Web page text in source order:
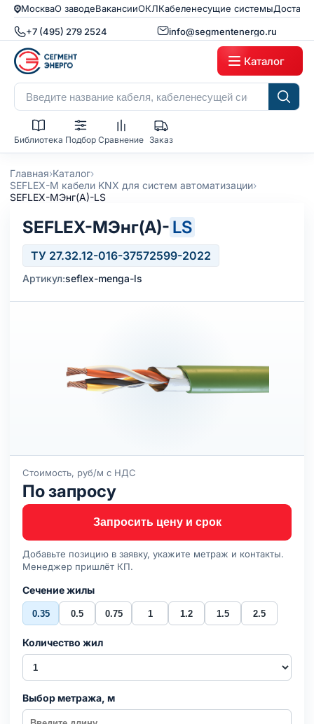
МоскваО заводеВакансииОКЛКабеленесущие системы
+7 (495) 279 2524 info@segmentenergo.ru
Каталог
Библиотека Подбор Сравнение Заказ
Главная›Каталог›
SEFLEX-M кабели KNX для систем автоматизации›
SEFLEX-MЭнг(А)-LS
SEFLEX-MЭнг(А)- LS
ТУ 27.32.12-016-37572599-2022
Артикул:seflex-menga-ls
Стоимость, руб/м с НДС
По запросу
Запросить цену и срок
Добавьте позицию в заявку, укажите метраж и контакты.
Менеджер пришлёт КП.
Сечение жилы
0.35 0.5 0.75 1 1.2 1.5 2.5
Количество жил
Выбор метража, м